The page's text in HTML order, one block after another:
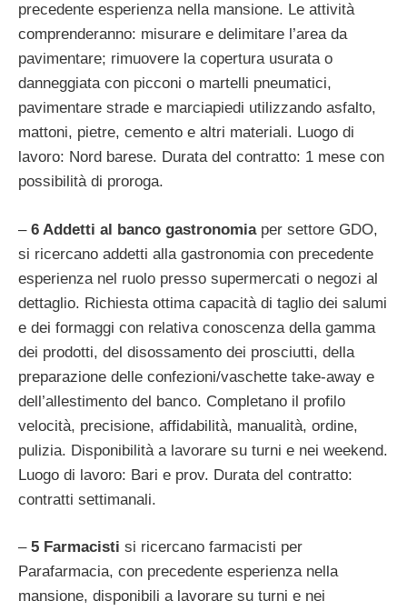
precedente esperienza nella mansione. Le attività
comprenderanno: misurare e delimitare l’area da
pavimentare; rimuovere la copertura usurata o
danneggiata con picconi o martelli pneumatici,
pavimentare strade e marciapiedi utilizzando asfalto,
mattoni, pietre, cemento e altri materiali. Luogo di
lavoro: Nord barese. Durata del contratto: 1 mese con
possibilità di proroga.
– 6 Addetti al banco gastronomiaper settore GDO,
si ricercano addetti alla gastronomia con precedente
esperienza nel ruolo presso supermercati o negozi al
dettaglio. Richiesta ottima capacità di taglio dei salumi
e dei formaggi con relativa conoscenza della gamma
dei prodotti, del disossamento dei prosciutti, della
preparazione delle confezioni/vaschette take-away e
dell’allestimento del banco. Completano il profilo
velocità, precisione, affidabilità, manualità, ordine,
pulizia. Disponibilità a lavorare su turni e nei weekend.
Luogo di lavoro: Bari e prov. Durata del contratto:
contratti settimanali.
– 5 Farmacisti si ricercano farmacisti per
Parafarmacia, con precedente esperienza nella
mansione, disponibili a lavorare su turni e nei